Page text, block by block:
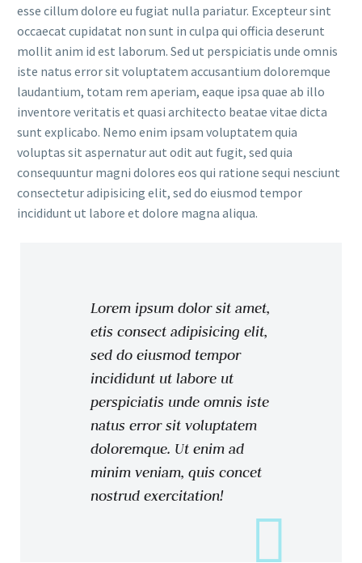
esse cillum dolore eu fugiat nulla pariatur. Excepteur sint
occaecat cupidatat non sunt in culpa qui officia deserunt
mollit anim id est laborum. Sed ut perspiciatis unde omnis
iste natus error sit voluptatem accusantium doloremque
laudantium, totam rem aperiam, eaque ipsa quae ab illo
inventore veritatis et quasi architecto beatae vitae dicta
sunt explicabo. Nemo enim ipsam voluptatem quia
voluptas sit aspernatur aut odit aut fugit, sed quia
consequuntur magni dolores eos qui ratione sequi nesciunt
consectetur adipisicing elit, sed do eiusmod tempor
incididunt ut labore et dolore magna aliqua.
Lorem ipsum dolor sit amet,
etis consect adipisicing elit,
sed do eiusmod tempor
incididunt ut labore ut
perspiciatis unde omnis iste
natus error sit voluptatem
doloremque. Ut enim ad
minim veniam, quis concet
nostrud exercitation!